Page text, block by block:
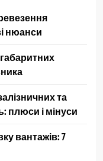
нюанси
та
плюси і мінуси
вантажів: 7